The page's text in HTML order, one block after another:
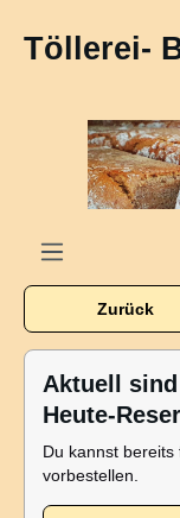
Töllerei-
Zurück
Aktuell
Heute-
Du kannst
vorbestellen.